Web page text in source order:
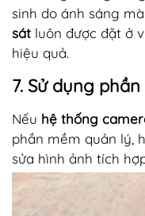
sinh do ánh sáng
sát luôn được đặt ở
hiệu quả.
7. Sử dụng
Nếu hệ thống
phần mềm quản lý,
sửa hình ảnh tích